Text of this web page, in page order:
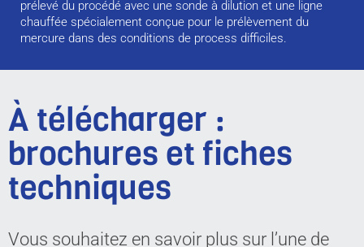
prélevé du procédé avec une sonde à dilution et une ligne
chauffée spécialement conçue pour le prélèvement du
mercure dans des conditions de process difficiles.
À télécharger :
brochures et fiches
techniques
Vous souhaitez en savoir plus sur l’une de